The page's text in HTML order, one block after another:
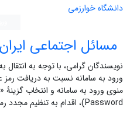
دانشگاه خوارزمی
مسائل اجتماعی ایران
نویسندگان گرامی، با توجه به
ورود به سامانه نسبت به دریافت رمز
Password)، اقدام به تنظیم مجدد رمز خود کنید.